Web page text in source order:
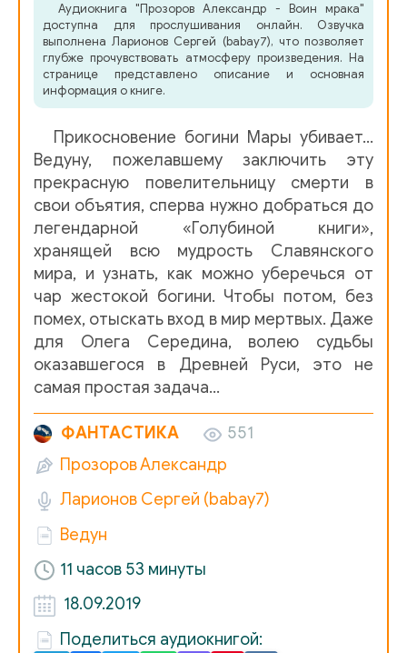
006
007
011
012
013
014
016
018
019
020
021
Аудиокнига "Прозоров Александр - Воин мрака"
доступна для прослушивания онлайн. Озвучка
выполнена Ларионов Сергей (babay7), что позволяет
глубже прочувствовать атмосферу произведения. На
странице представлено описание и основная
информация о книге.
Прикосновение богини Мары убивает…
Ведуну, пожелавшему заключить эту
прекрасную повелительницу смерти в
свои объятия, сперва нужно добраться до
легендарной «Голубиной книги»,
хранящей всю мудрость Славянского
мира, и узнать, как можно уберечься от
чар жестокой богини. Чтобы потом, без
помех, отыскать вход в мир мертвых. Даже
для Олега Середина, волею судьбы
оказавшегося в Древней Руси, это не
самая простая задача…
ФАНТАСТИКА
551
Прозоров Александр
Ларионов Сергей (babay7)
Ведун
11 часов 53 минуты
18.09.2019
Поделиться аудиокнигой: